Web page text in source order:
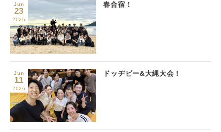
Jun
23
2026
春合宿！
Jun
11
2026
ドッヂビー&大縄大会！